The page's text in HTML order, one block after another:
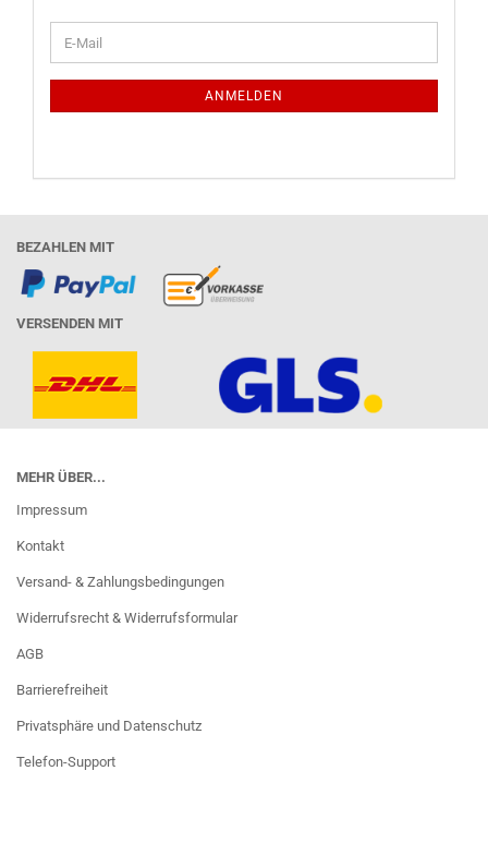
ZUR
E-
Mail
ANMELDEN
BEZAHLEN MIT
VERSENDEN MIT
MEHR ÜBER...
Impressum
Kontakt
Versand- & Zahlungsbedingungen
Widerrufsrecht & Widerrufsformular
AGB
Barrierefreiheit
Privatsphäre und Datenschutz
Telefon-Support